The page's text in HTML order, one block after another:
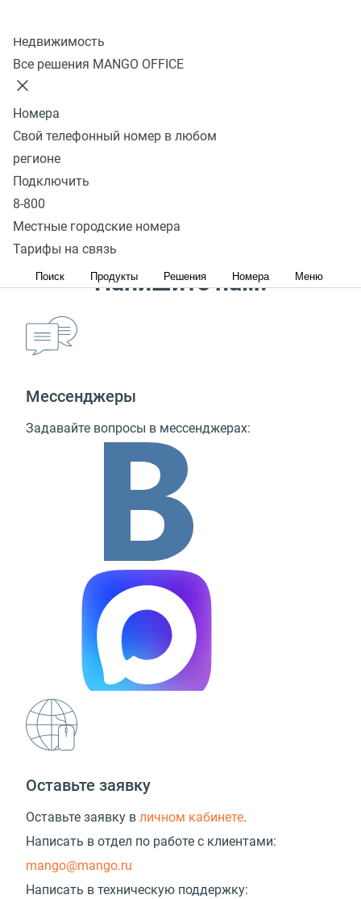
Недвижимость
Все решения MANGO OFFICE
Номера
Свой телефонный номер в любом
регионе
Подключить
8-800
Местные городские номера
Тарифы на связь
Поиск Продукты Решения Номера Меню
работы с CRM-
системой Битрикс24
Общее
Интеграция ВАТС MANGO OFFICE и Битрикс24
Интеграция коллтрекинга MANGO OFFICE и Битрикс24
Дополнительно
Остались вопросы?
Напишите нам:
Мессенджеры
Задавайте вопросы в мессенджерах:
Оставьте заявку
Оставьте заявку в личном кабинете.
Написать в отдел по работе с клиентами:
mango@mango.ru
Написать в техническую поддержку: